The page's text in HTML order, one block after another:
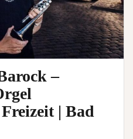
–
| Bad